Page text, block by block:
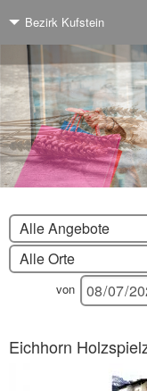
Bezirk Kufstein
Alle Angebote
Alle Orte
von
Eichhorn